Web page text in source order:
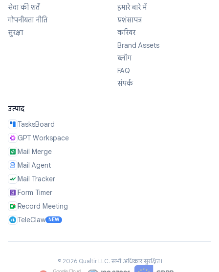
सेवा की शर्तें
गोपनीयता नीति
सुरक्षा
हमारे बारे में
प्रशंसापत्र
करियर
Brand Assets
ब्लॉग
FAQ
संपर्क
उत्पाद
TasksBoard
GPT Workspace
Mail Merge
Mail Agent
Mail Tracker
Form Timer
Record Meeting
TeleClaw
NEW
© 2026Qualtir LLC.सभी अधिकार सुरक्षित।